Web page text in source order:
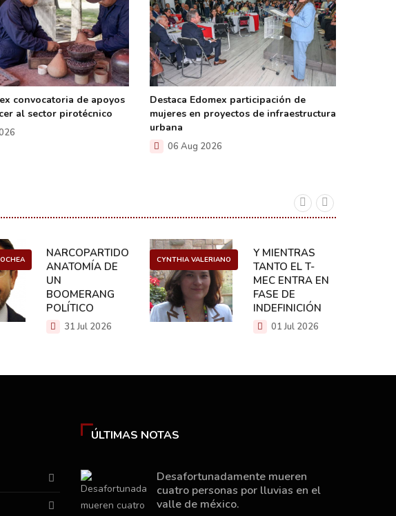
convocatoria de apoyos
al sector pirotécnico
Destaca Edomex participación de
mujeres en proyectos de infraestructura
urbana
06 Aug 2026
NARCOPARTIDO:
ANATOMÍA DE
UN
BOOMERANG
POLÍTICO
31 Jul 2026
CYNTHIA VALERIANO
Y MIENTRAS
TANTO EL T-
MEC ENTRA EN
FASE DE
INDEFINICIÓN
01 Jul 2026
ÚLTIMAS NOTAS
Desafortunadamente mueren
cuatro personas por lluvias en el
valle de méxico.